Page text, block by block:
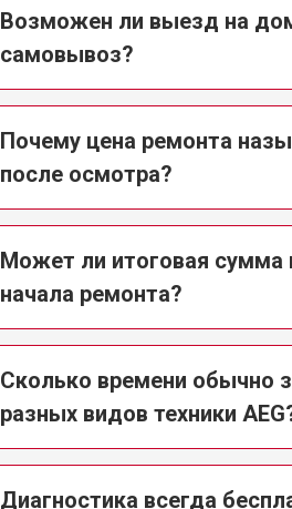
Возможен ли выезд на
самовывоз?
Почему цена ремонта
после осмотра?
Может ли итоговая сумма
начала ремонта?
Сколько времени обычно
разных видов техники
Диагностика всегда